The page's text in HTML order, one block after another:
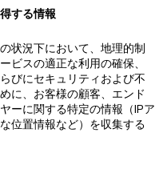
する情報
状況下において、地理的制
ビスの適正な利用の確保、
びにセキュリティおよび不
に、お客様の顧客、エンド
ーに関する特定の情報（IPア
位置情報など）を収集する